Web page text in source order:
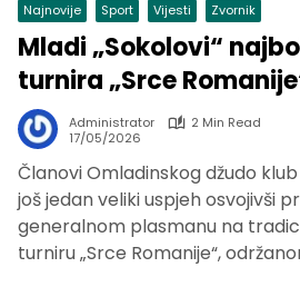
Najnovije Sport Vijesti Zvornik
Mladi „Sokolovi“
turnira „Srce
Administrator
2 Min Read
17/05/2026
Članovi Omladinskog džudo
još jedan veliki uspjeh osvojivši
generalnom plasmanu na
turniru „Srce Romanije“,